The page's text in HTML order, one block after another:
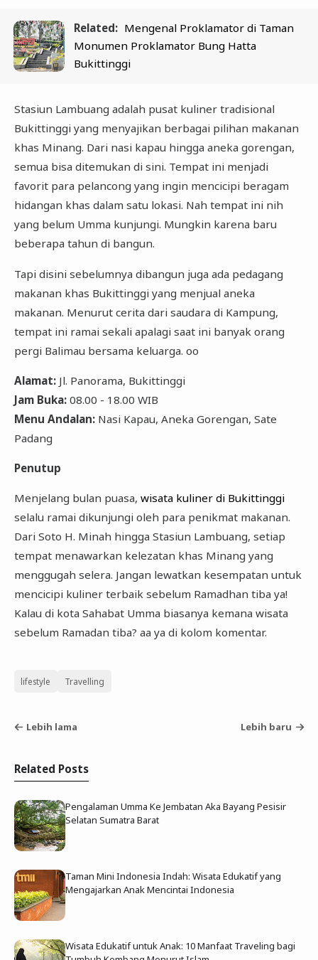
Related: Mengenal Proklamator di Taman
Monumen Proklamator Bung Hatta
Bukittinggi
Stasiun Lambuang adalah pusat kuliner tradisional
Bukittinggi yang menyajikan berbagai pilihan makanan
khas Minang. Dari nasi kapau hingga aneka gorengan,
semua bisa ditemukan di sini. Tempat ini menjadi
favorit para pelancong yang ingin mencicipi beragam
hidangan khas dalam satu lokasi. Nah tempat ini nih
yang belum Umma kunjungi. Mungkin karena baru
beberapa tahun di bangun.
Tapi disini sebelumnya dibangun juga ada pedagang
makanan khas Bukittinggi yang menjual aneka
makanan. Menurut cerita dari saudara di Kampung,
tempat ini ramai sekali apalagi saat ini banyak orang
pergi Balimau bersama keluarga. oo
Alamat:Jl. Panorama, Bukittinggi
Jam Buka:08.00 - 18.00 WIB
Menu Andalan:Nasi Kapau, Aneka Gorengan, Sate
Padang
Penutup
Menjelang bulan puasa, wisata kuliner di Bukittinggi
selalu ramai dikunjungi oleh para penikmat makanan.
Dari Soto H. Minah hingga Stasiun Lambuang, setiap
tempat menawarkan kelezatan khas Minang yang
menggugah selera. Jangan lewatkan kesempatan untuk
mencicipi kuliner terbaik sebelum Ramadhan tiba ya!
Kalau di kota Sahabat Umma biasanya kemana wisata
sebelum Ramadan tiba? aa ya di kolom komentar.
lifestyle Travelling
Lebih lama Lebih baru
Related Posts
Pengalaman Umma Ke Jembatan Aka Bayang Pesisir
Selatan Sumatra Barat
Taman Mini Indonesia Indah: Wisata Edukatif yang
Mengajarkan Anak Mencintai Indonesia
Wisata Edukatif untuk Anak: 10 Manfaat Traveling bagi